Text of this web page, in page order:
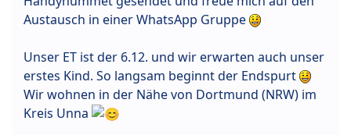
Austausch in einer WhatsApp Gruppe
Unser ET ist der 6.12. und wir erwarten auch unser
erstes Kind. So langsam beginnt der Endspurt
Wir wohnen in der Nähe von Dortmund (NRW) im
Kreis Unna